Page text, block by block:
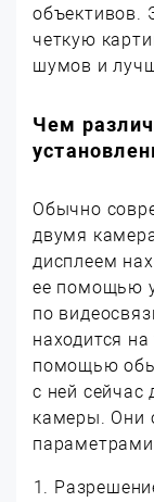
объективов.
четкую
шумов и
Чем
Обычно
двумя
дисплеем
ее помощью
по
находится
помощью
с ней
камеры. Они